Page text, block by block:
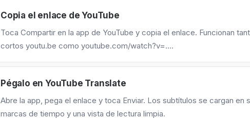
Copia el enlace de YouTube
Toca Compartir en la app de YouTube y copia el enlace. Funcionan
cortos youtu.be como youtube.com/watch?v=….
Pégalo en YouTube Translate
Abre la app, pega el enlace y toca Enviar. Los subtítulos se cargan en
marcas de tiempo y una vista de lectura limpia.